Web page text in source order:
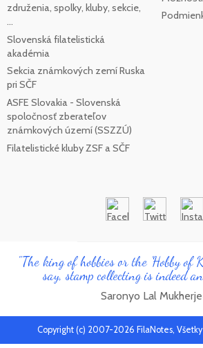
združenia, spolky, kluby, sekcie,
...
Slovenská filatelistická
akadémia
Sekcia známkových zemí Ruska
pri SČF
ASFE Slovakia - Slovenská
spoločnosť zberateľov
známkových území (SSZZÚ)
Filatelistické kluby ZSF a SČF
"The king of hobbies or the 'Hobby of
say, stamp collecting is indeed
Saronyo Lal
Copyright (c) 2007-2026 FilaNotes,